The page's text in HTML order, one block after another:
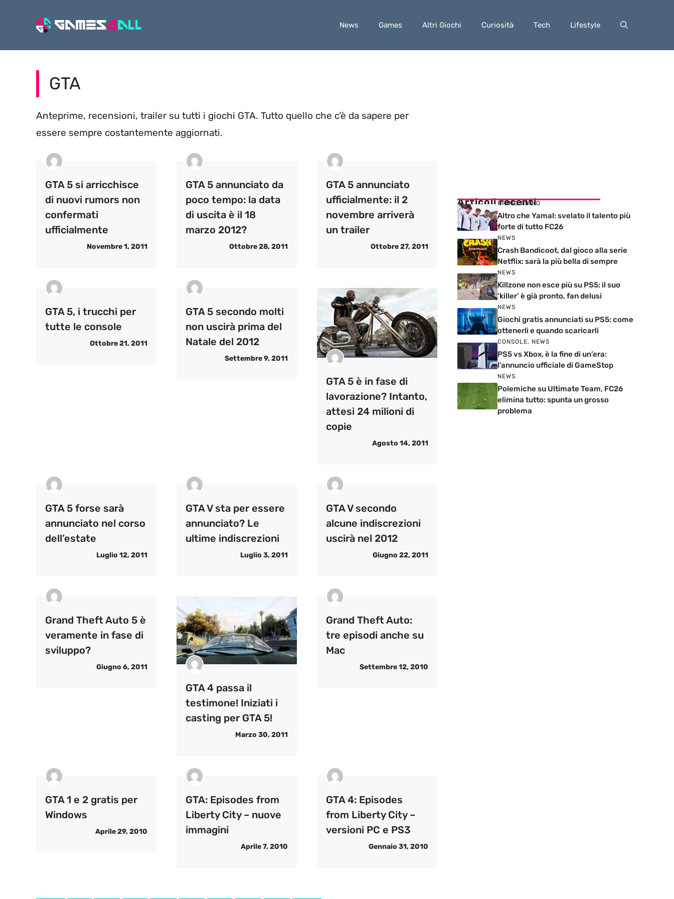
News Games Altri Giochi Curiosità Tech Lifestyle
GTA
Anteprime, recensioni, trailer su tutti i giochi GTA. Tutto quello che c’è da sapere per
essere sempre costantemente aggiornati.
GTA 5 si arricchisce
di nuovi rumors non
confermati
ufficialmente
Novembre 1, 2011
GTA 5 annunciato da
poco tempo: la data
di uscita è il 18
marzo 2012?
Ottobre 28, 2011
GTA 5 annunciato
ufficialmente: il 2
novembre arriverà
un trailer
Ottobre 27, 2011
GTA 5, i trucchi per
tutte le console
Ottobre 21, 2011
GTA 5 secondo molti
non uscirà prima del
Natale del 2012
Settembre 9, 2011
GTA 5 è in fase di
lavorazione? Intanto,
attesi 24 milioni di
copie
Agosto 14, 2011
GTA 5 forse sarà
annunciato nel corso
dell’estate
Luglio 12, 2011
GTA V sta per essere
annunciato? Le
ultime indiscrezioni
Luglio 3, 2011
GTA V secondo
alcune indiscrezioni
uscirà nel 2012
Giugno 22, 2011
Grand Theft Auto 5 è
veramente in fase di
sviluppo?
Giugno 6, 2011
GTA 4 passa il
testimone! Iniziati i
casting per GTA 5!
Marzo 30, 2011
Grand Theft Auto:
tre episodi anche su
Mac
Settembre 12, 2010
GTA 1 e 2 gratis per
Windows
Aprile 29, 2010
GTA: Episodes from
Liberty City – nuove
immagini
Aprile 7, 2010
GTA 4: Episodes
from Liberty City –
versioni PC e PS3
Gennaio 31, 2010
Articoli recenti
PRIMO PIANO
Altro che Yamal: svelato il talento più
forte di tutto FC26
NEWS
Crash Bandicoot, dal gioco alla serie
Netflix: sarà la più bella di sempre
NEWS
Killzone non esce più su PS5: il suo
‘killer’ è già pronto, fan delusi
NEWS
Giochi gratis annunciati su PS5: come
ottenerli e quando scaricarli
CONSOLE, NEWS
PS5 vs Xbox, è la fine di un’era:
l’annuncio ufficiale di GameStop
NEWS
Polemiche su Ultimate Team, FC26
elimina tutto: spunta un grosso
problema